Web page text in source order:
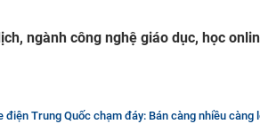
ngành công nghệ giáo dục, học
điện Trung Quốc chạm đáy: Bán càng nhiều càng